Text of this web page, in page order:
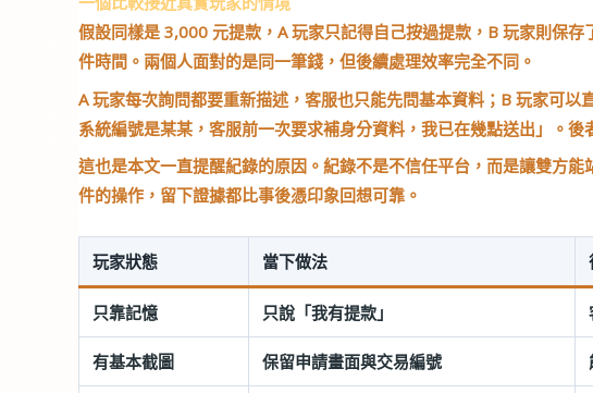
假設同樣是 3,000 元提款，A 玩家只記得自己按過提款，B 玩家則保
件時間。兩個人面對的是同一筆錢，但後續處理效率完全不同。
A 玩家每次詢問都要重新描述，客服也只能先問基本資料；B 玩家可
系統編號是某某，客服前一次要求補身分資料，我已在幾點送出」。
這也是本文一直提醒紀錄的原因。紀錄不是不信任平台，而是讓雙方
件的操作，留下證據都比事後憑印象回想可靠。
玩家狀態 當下做法
只靠記憶 只說「我有提款」
有基本截圖 保留申請畫面與交易編號